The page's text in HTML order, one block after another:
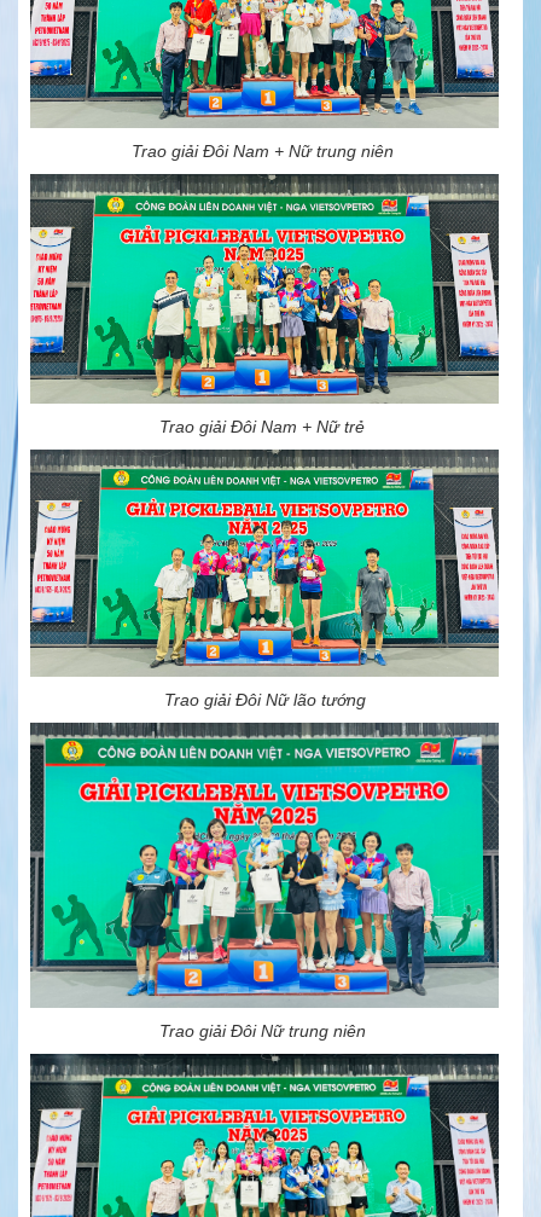
Trao giải Đôi Nam + Nữ trung niên
Trao giải Đôi Nam + Nữ trẻ
Trao giải Đôi Nữ lão tướng
Trao giải Đôi Nữ trung niên